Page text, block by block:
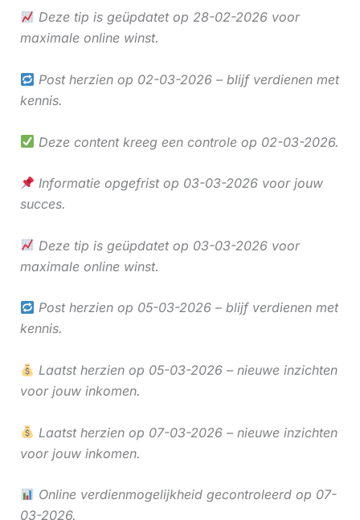
Deze tip is geüpdatet op 28-02-2026 voor
maximale online winst.
Post herzien op 02-03-2026 – blijf verdienen met
kennis.
Deze content kreeg een controle op 02-03-2026.
Informatie opgefrist op 03-03-2026 voor jouw
succes.
Deze tip is geüpdatet op 03-03-2026 voor
maximale online winst.
Post herzien op 05-03-2026 – blijf verdienen met
kennis.
Laatst herzien op 05-03-2026 – nieuwe inzichten
voor jouw inkomen.
Laatst herzien op 07-03-2026 – nieuwe inzichten
voor jouw inkomen.
Online verdienmogelijkheid gecontroleerd op 07-
03-2026.